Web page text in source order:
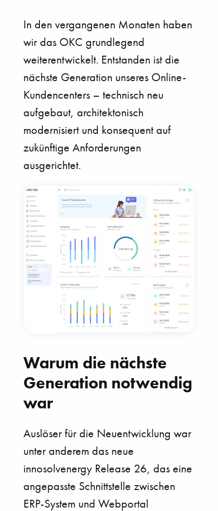
In den vergangenen Monaten haben
wir das OKC grundlegend
weiterentwickelt. Entstanden ist die
nächste Generation unseres Online-
Kundencenters – technisch neu
aufgebaut, architektonisch
modernisiert und konsequent auf
zukünftige Anforderungen
ausgerichtet.
Warum die nächste
Generation notwendig
war
Auslöser für die Neuentwicklung war
unter anderem das neue
innosolvenergy Release 26, das eine
angepasste Schnittstelle zwischen
ERP-System und Webportal